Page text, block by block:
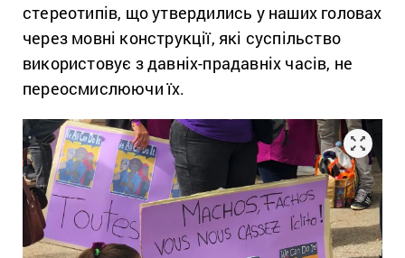
стереотипів, що утвердились у наших головах
через мовні конструкції, які суспільство
використовує з давніх-прадавніх часів, не
переосмислюючи їх.